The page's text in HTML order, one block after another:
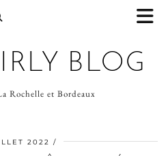
BLOG
Rochelle et Bordeaux
2022